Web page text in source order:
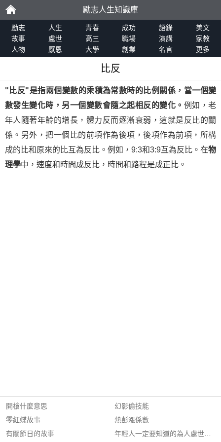
勵
志
勵志人生知識庫
勵志 人生 青春 成功 語錄
美文
故事
處世 高三 職場 演講
家教
人物
感恩 大學 創業 名言 更多
比反
" 比反"是指兩個變數的乘積為常數時的比例關係，當一個變
數發生變化時，另一個變數會隨之起相反的變化。 例如，老
年人隨著年齡的增長，體力反而逐漸衰弱，這就是反比的關
係。另外，把一個比的前項作為後項，後項作為前項，所構
成的比和原來的比互為反比。例如，9:3和3:9互為反比。在物
理學中，速度和時間成反比，時間和路程是成正比。
開槍什麼意思
零紅蝶故事
有關節日的故事
幻影偷技能
熱彭漲係數
年輕人一定要知道的為人處世經驗